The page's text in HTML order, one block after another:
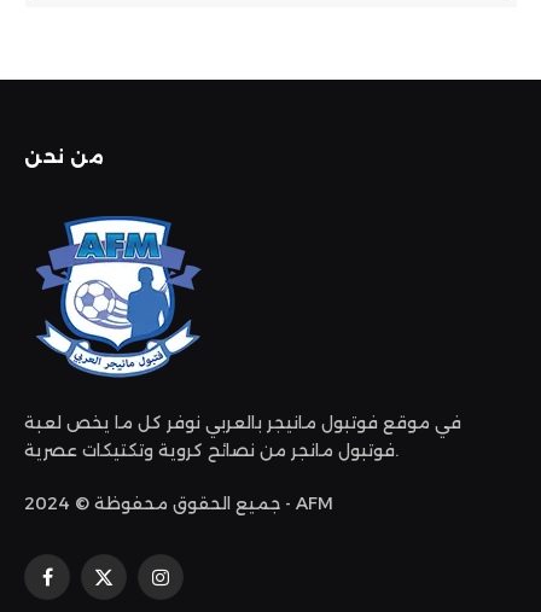
من نحن
في موقع فوتبول مانيجر بالعربي نوفر كل ما يخص لعبة
فوتبول مانجر من نصائح كروية وتكتيكات عصرية.
جميع الحقوق محفوظة © 2024 - AFM
فيسبوك
X
الانستغرام